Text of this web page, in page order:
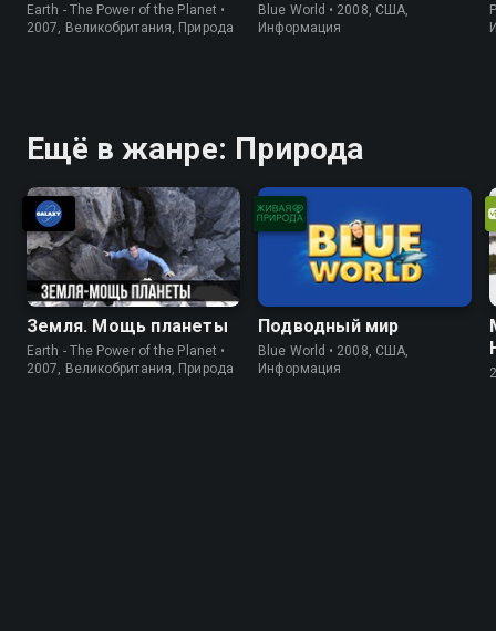
Earth - The Power of the Planet •
2007, Великобритания, Природа
Blue World • 2008, США,
Информация
Ещё в жанре: Природа
Земля. Мощь планеты
Earth - The Power of the Planet •
2007, Великобритания, Природа
Подводный мир
Blue World • 2008, США,
Информация